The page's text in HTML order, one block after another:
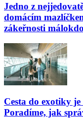
Jedno z
domácím
zákeřnosti
Cesta do exotiky je
Poradíme, jak